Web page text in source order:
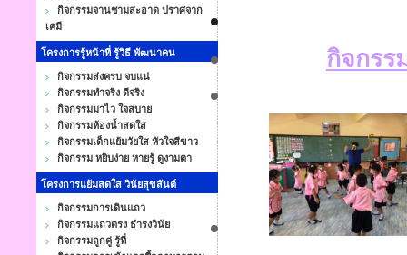
กิจกรรมจานชามสะอาด ปราศจาก
เคมี
โครงการรู้หน้าที่ รู้วิธี พัฒนาคน
กิจกรรมส่งครบ จบแน่
กิจกรรมทำจริง ดีจริง
กิจกรรมมาไว ใจสบาย
กิจกรรมห้องน้ำสดใส
กิจกรรมเด็กแย้มวัยใส หัวใจสีขาว
กิจกรรม หยิบง่าย หายรู้ ดูงามตา
โครงการแย้มสดใส วินัยสุขสันต์
กิจกรรมการเดินแถว
กิจกรรมแถวตรง ธำรงวินัย
กิจกรรมถูกคู่ รู้ที่
กิจกรร